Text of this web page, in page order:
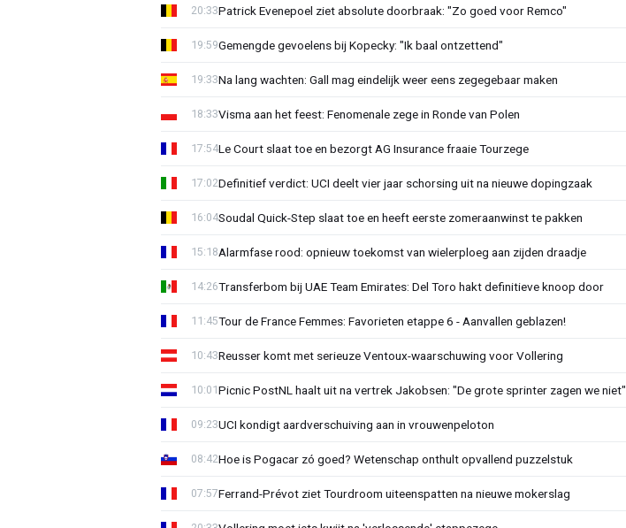
Patrick Evenepoel ziet absolute doorbraak: "Zo goed voor Remco"
20:33
Gemengde gevoelens bij Kopecky: "Ik baal ontzettend"
19:59
Na lang wachten: Gall mag eindelijk weer eens zegegebaar maken
19:33
Visma aan het feest: Fenomenale zege in Ronde van Polen
18:33
Le Court slaat toe en bezorgt AG Insurance fraaie Tourzege
17:54
Definitief verdict: UCI deelt vier jaar schorsing uit na nieuwe dopingzaak
17:02
Soudal Quick-Step slaat toe en heeft eerste zomeraanwinst te pakken
16:04
Alarmfase rood: opnieuw toekomst van wielerploeg aan zijden draadje
15:18
Transferbom bij UAE Team Emirates: Del Toro hakt definitieve knoop door
14:26
Tour de France Femmes: Favorieten etappe 6 - Aanvallen geblazen!
11:45
Reusser komt met serieuze Ventoux-waarschuwing voor Vollering
10:43
Picnic PostNL haalt uit na vertrek Jakobsen: "De grote sprinter zagen we niet"
10:01
UCI kondigt aardverschuiving aan in vrouwenpeloton
09:23
Hoe is Pogacar zó goed? Wetenschap onthult opvallend puzzelstuk
08:42
Ferrand-Prévot ziet Tourdroom uiteenspatten na nieuwe mokerslag
07:57